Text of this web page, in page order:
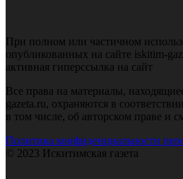
При полном или частичном
опубликованных на сайте iskitim-
активная гиперссылка на сайт
Все права на материалы,
gazeta.ru, охраняются в
в том числе, об авторском праве и
Политика конфиденциальности
© 2023 Искитимская газета